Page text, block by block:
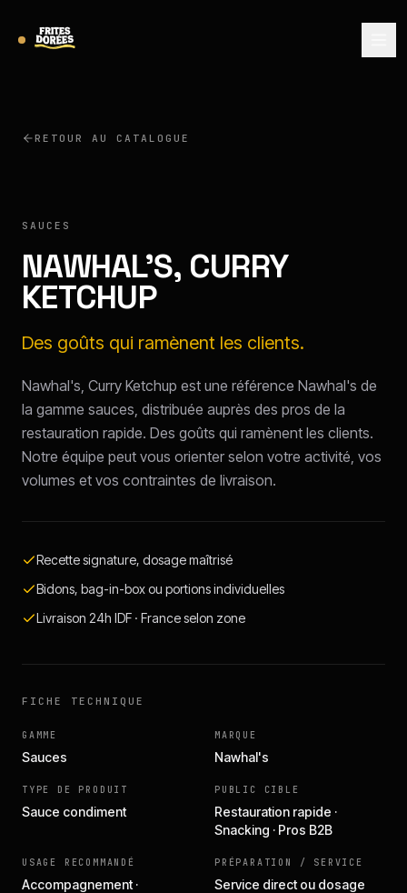
RETOUR AU CATALOGUE
SAUCES
NAWHAL'S, CURRY
KETCHUP
Des goûts qui ramènent les clients.
Nawhal's, Curry Ketchup est une référence Nawhal's de
la gamme sauces, distribuée auprès des pros de la
restauration rapide. Des goûts qui ramènent les clients.
Notre équipe peut vous orienter selon votre activité, vos
volumes et vos contraintes de livraison.
Recette signature, dosage maîtrisé
Bidons, bag-in-box ou portions individuelles
Livraison 24h IDF · France selon zone
FICHE TECHNIQUE
GAMME
Sauces
MARQUE
Nawhal's
TYPE DE PRODUIT
Sauce condiment
PUBLIC CIBLE
Restauration rapide ·
Snacking · Pros B2B
USAGE RECOMMANDÉ
Accompagnement ·
PRÉPARATION / SERVICE
Service direct ou dosage